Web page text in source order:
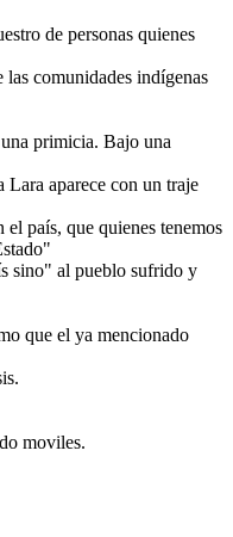
de personas quienes
comunidades indígenas
primicia. Bajo una
Lara aparece con un traje
país, que quienes tenemos
sino" al pueblo sufrido y
que el ya mencionado
moviles.